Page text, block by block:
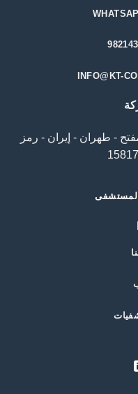
المفتح - طهران - إيران - رمز
المستشفى